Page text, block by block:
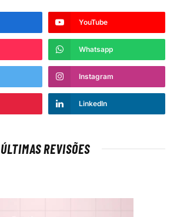
YouTube
Whatsapp
Instagram
LinkedIn
ÚLTIMAS REVISÕES